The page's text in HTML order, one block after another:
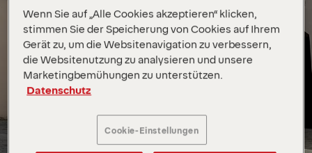
Wenn Sie auf „Alle Cookies akzeptieren“ klicken,
stimmen Sie der Speicherung von Cookies auf Ihrem
Gerät zu, um die Websitenavigation zu verbessern,
die Websitenutzung zu analysieren und unsere
Marketingbemühungen zu unterstützen.
Datenschutz
Cookie-Einstellungen